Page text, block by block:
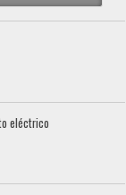
eléctrico